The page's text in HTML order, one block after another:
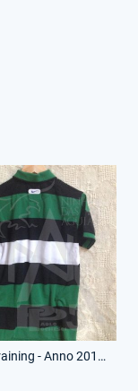
Maglia Training - Anno 2014 - (Retro)